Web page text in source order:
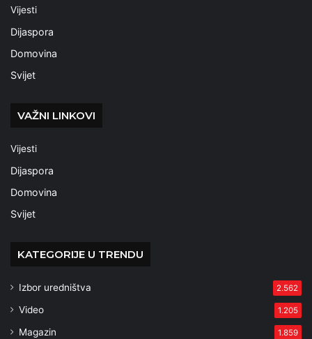
Vijesti
Dijaspora
Domovina
Svijet
VAŽNI LINKOVI
Vijesti
Dijaspora
Domovina
Svijet
KATEGORIJE U TRENDU
Izbor uredništva 2.562
Video 1.205
Magazin 1.859